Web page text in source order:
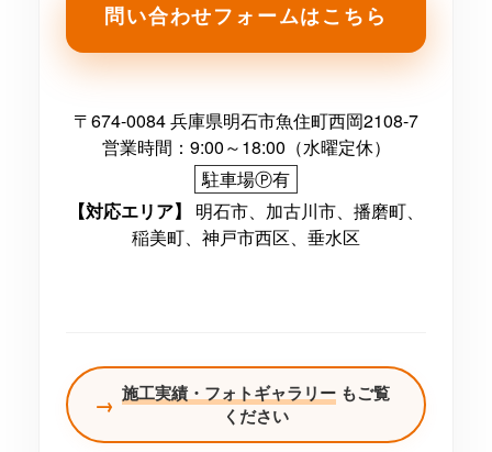
問い合わせフォームはこちら
〒674-0084 兵庫県明石市魚住町西岡2108-7
営業時間：9:00～18:00（水曜定休）
駐車場Ⓟ有
【対応エリア】
明石市、加古川市、播磨町、
稲美町、神戸市西区、垂水区
→ 施工実績・フォトギャラリー もご覧
ください